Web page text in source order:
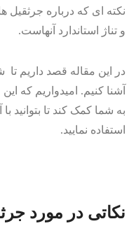
نکته­ ای که درباره
و تناژ استاندارد آن­هاست.
آشنا کنیم. امیدواریم که
به شما کمک کند تا بتوانید
استفاده نمایید.
نکاتی در مورد جرثقیل